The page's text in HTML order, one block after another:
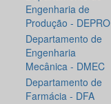
Engenharia de
Produção - DEPRO
Departamento de
Engenharia
Mecânica - DMEC
Departamento de
Farmácia - DFA